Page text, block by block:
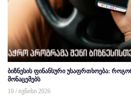
ბიზნესის ფინანსური უსაფრთხოება:
მონაცემებს
10 / ივნისი 2026